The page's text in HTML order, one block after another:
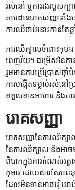
រស់នៅ ឬការរងរបួសក្ប
តាមដានរោគសញ្ញាទាំ
ការឈឺចាប់នោះកាន់តែ
ការឈឺក្បាលចំពោះកុម
ពេញវ័យ។ ជម្រើសនៃកា
រួមមានការប្រើប្រាស់ថ្
ការបង្កើតទម្លាប់រស់ន
ទទួលទានអាហារ និងកា
រោគសញ្ញា
រោគសញ្ញានៃការឈឺក្បា
នៃការឈឺក្បាល និងអាច
ពិបាកក្នុងការកំណត់អត្
កុមារ ដោយសារតែភាព
ដែលមិនទាន់អាចរៀបរ